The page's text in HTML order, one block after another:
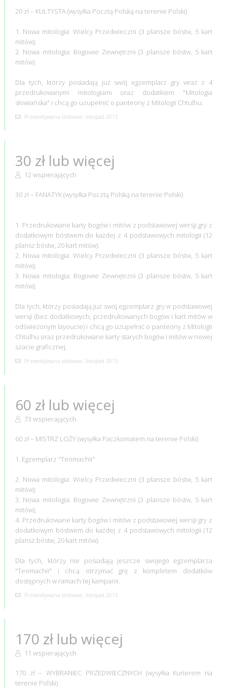
20 zł – KULTYSTA (wysyłka Pocztą Polską na terenie Polski)
1. Nowa mitologia: Wielcy Przedwieczni (3 plansze bóstw, 5 kart
mitów);
2. Nowa mitologia: Bogowie Zewnętrzni (3 plansze bóstw, 5 kart
mitów).
Dla tych, którzy posiadają już swój egzemplarz gry wraz z 4
przedrukowanymi mitologiami oraz dodatkiem "Mitologia
słowiańska" i chcą go uzupełnić o panteony z Mitologii Chtulhu.
Przewidywana dostawa: listopad 2015
30 zł lub więcej
12 wspierających
30 zł – FANATYK (wysyłka Pocztą Polską na terenie Polski)
1. Przedrukowane karty bogów i mitów z podstawowej wersji gry z
dodatkowym bóstwem do każdej z 4 podstawowych mitologii (12
plansz bóstw, 20 kart mitów).
2. Nowa mitologia: Wielcy Przedwieczni (3 plansze bóstw, 5 kart
mitów);
3. Nowa mitologia: Bogowie Zewnętrzni (3 plansze bóstw, 5 kart
mitów);
Dla tych, którzy posiadają już swój egzemplarz gry w podstawowej
wersji (bez dodatkowych, przedrukowanych bogów i kart mitów w
odświeżonym layoucie) i chcą go uzupełnić o panteony z Mitologii
Chtulhu oraz przedrukowane karty starych bogów i mitów w nowej
szacie graficznej.
Przewidywana dostawa: listopad 2015
60 zł lub więcej
73 wspierających
60 zł – MISTRZ LOŻY (wysyłka Paczkomatem na terenie Polski)
1. Egzemplarz "Teomachii"
2. Nowa mitologia: Wielcy Przedwieczni (3 plansze bóstw, 5 kart
mitów);
3. Nowa mitologia: Bogowie Zewnętrzni (3 plansze bóstw, 5 kart
mitów);
4. Przedrukowane karty bogów i mitów z podstawowej wersji gry z
dodatkowym bóstwem do każdej z 4 podstawowych mitologii (12
plansz bóstw, 20 kart mitów).
Dla tych, którzy nie posiadają jeszcze swojego egzemplarza
"Teomachii" i chcą otrzymać grę z kompletem dodatków
dostępnych w ramach tej kampanii.
Przewidywana dostawa: listopad 2015
170 zł lub więcej
11 wspierających
170 zł – WYBRANIEC PRZEDWIECZNYCH (wysyłka Kurierem na
terenie Polski)